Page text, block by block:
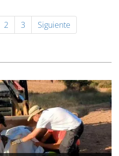
2 3 Siguiente